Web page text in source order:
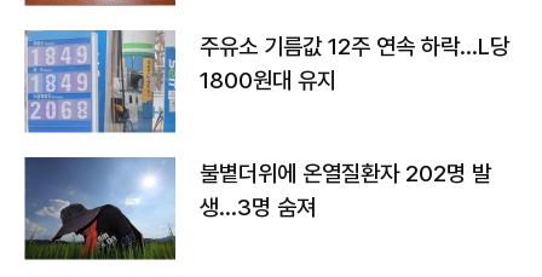
주유소 기름값 12주 연속 하락…L당
1800원대 유지
불볕더위에 온열질환자 202명 발
생…3명 숨져